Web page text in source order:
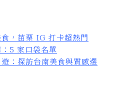
，苗栗 IG 打卡超熱門
5 家口袋名單
：探訪台南美食與質感選